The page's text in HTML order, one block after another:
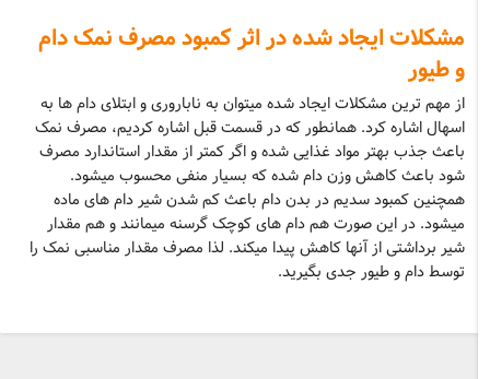
مشکلات ایجاد شده در اثر کمبود مصرف نمک دام
و طیور
از مهم ترین مشکلات ایجاد شده میتوان به ناباروری و ابتلای دام ها به
اسهال اشاره کرد. همانطور که در قسمت قبل اشاره کردیم، مصرف نمک
باعث جذب بهتر مواد غذایی شده و اگر کمتر از مقدار استاندارد مصرف
شود باعث کاهش وزن دام شده که بسیار منفی محسوب میشود.
همچنین کمبود سدیم در بدن دام باعث کم شدن شیر دام های ماده
میشود. در این صورت هم دام های کوچک گرسنه میمانند و هم مقدار
شیر برداشتی از آنها کاهش پیدا میکند. لذا مصرف مقدار مناسبی نمک را
توسط دام و طیور جدی بگیرید.